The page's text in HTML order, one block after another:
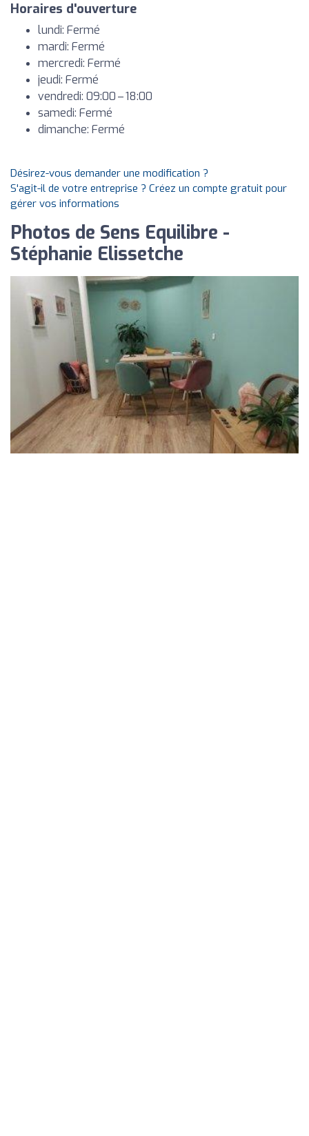
Horaires d'ouverture
lundi: Fermé
mardi: Fermé
mercredi: Fermé
jeudi: Fermé
vendredi: 09:00 – 18:00
samedi: Fermé
dimanche: Fermé
Désirez-vous demander une modification ?
S'agit-il de votre entreprise ? Créez un compte gratuit pour
gérer vos informations
Photos de Sens Equilibre -
Stéphanie Elissetche